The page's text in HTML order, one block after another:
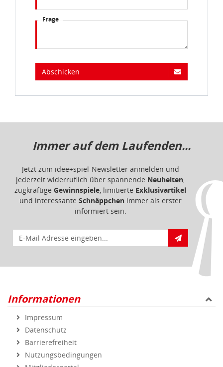
Frage
Abschicken
Immer auf dem Laufenden...
Jetzt zum idee+spiel-Newsletter anmelden und
jederzeit widerruflich über spannende Neuheiten,
zugkräftige Gewinnspiele, limitierte Exklusivartikel
und interessante Schnäppchenimmer als erster
informiert sein.
E-Mail für Newsletteranmeldung
Informationen
Impressum
Datenschutz
Barrierefreiheit
Nutzungsbedingungen